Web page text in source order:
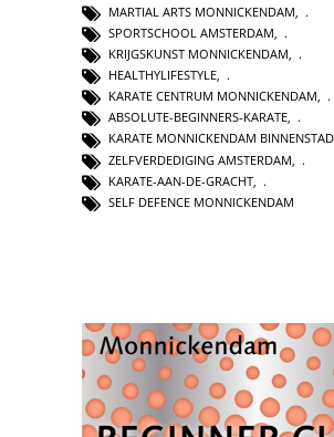
MARTIAL ARTS MONNICKENDAM,
SPORTSCHOOL AMSTERDAM,
KRIJGSKUNST MONNICKENDAM,
HEALTHYLIFESTYLE,
KARATE CENTRUM MONNICKENDAM,
ABSOLUTE-BEGINNERS-KARATE,
KARATE MONNICKENDAM BINNENSTAD
ZELFVERDEDIGING AMSTERDAM
KARATE-AAN-DE-GRACHT
SELF DEFENCE MONNICKENDAM